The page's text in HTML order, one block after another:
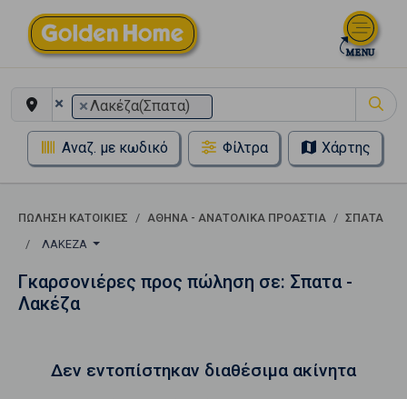
× ×Λακέζα(Σπατα)
Αναζ. με κωδικό Φίλτρα Χάρτης
ΠΏΛΗΣΗ ΚΑΤΟΙΚΊΕΣ ΑΘΗΝΑ - ΑΝΑΤΟΛΙΚΑ ΠΡΟΑΣΤΙΑ
ΣΠΑΤΑ
ΛΑΚΈΖΑ
Γκαρσονιέρες προς πώληση σε: Σπατα -
Λακέζα
Δεν εντοπίστηκαν διαθέσιμα ακίνητα